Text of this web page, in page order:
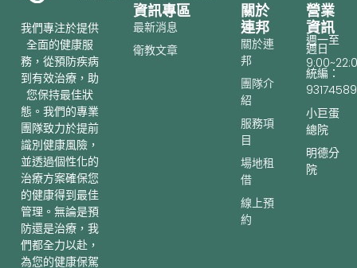
我們專注於提供
全面的健康服
務，從預防疾病
到有效治療，助
您保持最佳狀
態。我們的專業
團隊致力於提前
識別健康風險，
並透過個性化的
治療方案確保您
的健康得到最佳
管理。無論是預
防還是治療，我
們都全力以赴，
為您的健康保駕
營業
資訊
週一至
週日
統編：
93174589
小巨蛋
總院
明德分
院
關於
連邦
關於連
邦
團隊介
紹
服務項
目
場地租
借
線上預
約
資訊專區
最新消息
衛教文章